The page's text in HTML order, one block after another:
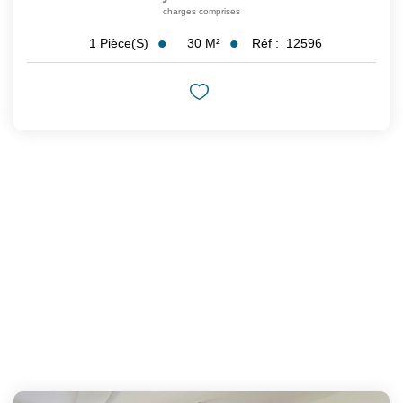
charges comprises
1 Pièce(s) 30 M² Réf : 12596